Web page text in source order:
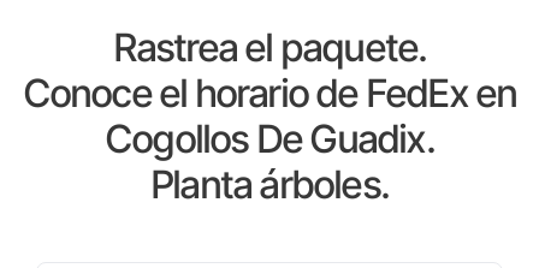
Rastrea el paquete.
Conoce el horario de FedEx en
Cogollos De Guadix.
Planta árboles.